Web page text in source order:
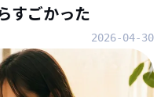
すごかった
2026-04-30